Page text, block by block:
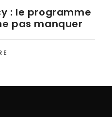
: le programme
pas manquer